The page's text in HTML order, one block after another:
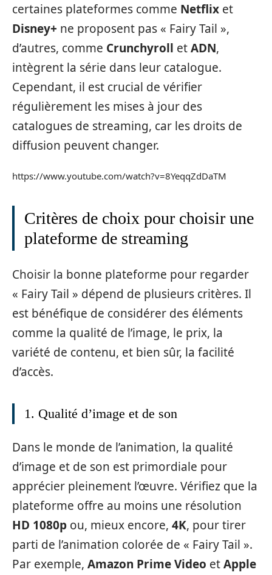
certaines plateformes comme Netflix et
Disney+ ne proposent pas « Fairy Tail »,
d’autres, comme Crunchyroll etADN,
intègrent la série dans leur catalogue.
Cependant, il est crucial de vérifier
régulièrement les mises à jour des
catalogues de streaming, car les droits de
diffusion peuvent changer.
https://www.youtube.com/watch?v=8YeqqZdDaTM
Critères de choix pour choisir une
plateforme de streaming
Choisir la bonne plateforme pour regarder
« Fairy Tail » dépend de plusieurs critères. Il
est bénéfique de considérer des éléments
comme la qualité de l’image, le prix, la
variété de contenu, et bien sûr, la facilité
d’accès.
1. Qualité d’image et de son
Dans le monde de l’animation, la qualité
d’image et de son est primordiale pour
apprécier pleinement l’œuvre. Vérifiez que la
plateforme offre au moins une résolution
HD 1080p ou, mieux encore, 4K, pour tirer
parti de l’animation colorée de « Fairy Tail ».
Par exemple, Amazon Prime Video etApple